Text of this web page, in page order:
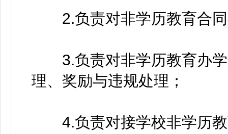
2.负责对非学历教育合同
3.负责对非学历教育办学
理、奖励与违规处理；
4.负责对接学校非学历教